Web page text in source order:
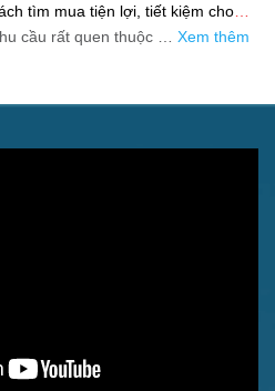
tìm mua tiện lợi, tiết kiệm cho
cầu rất quen thuộc … Xem thêm